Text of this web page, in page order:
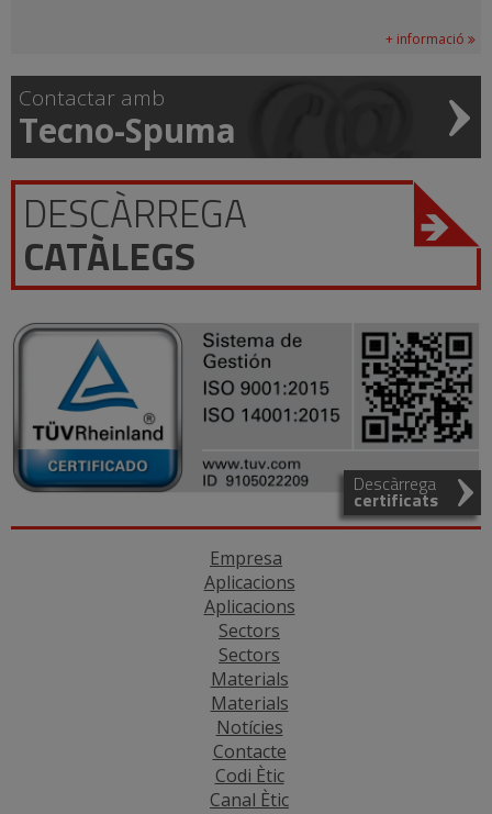
+ informació
Contactar amb
Tecno-Spuma
DESCÀRREGA
CATÀLEGS
Descàrrega
certificats
Empresa
Aplicacions
Aplicacions
Sectors
Sectors
Materials
Materials
Notícies
Contacte
Codi Ètic
Canal Ètic